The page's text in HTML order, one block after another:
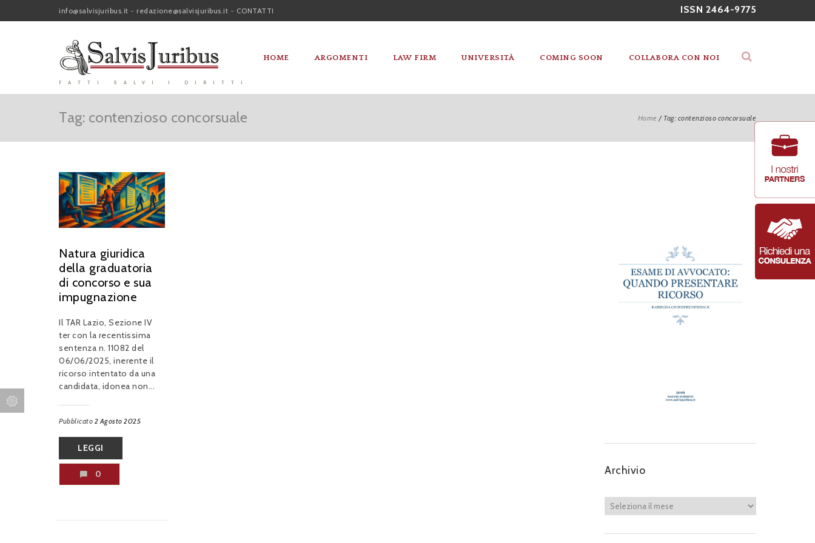
ISSN 2464-9775
info@salvisjuribus.it - redazione@salvisjuribus.it - CONTATTI
FATTI SALVI I DIRITTI
HOME ARGOMENTI LAW FIRM UNIVERSITÀ COMING SOON COLLABORA CON NOI
Home / Tag: contenzioso concorsuale
Tag: contenzioso concorsuale
Natura giuridica
della graduatoria
di concorso e sua
impugnazione
Il TAR Lazio, Sezione IV
ter con la recentissima
sentenza n. 11082 del
06/06/2025, inerente il
ricorso intentato da una
candidata, idonea non...
Pubblicato 2 Agosto 2025
LEGGI
0 Archivio